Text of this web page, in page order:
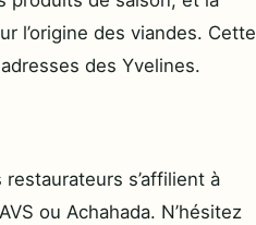
l’origine des viandes. Cette
des Yvelines.
s’affilient à
ou Achahada. N’hésitez